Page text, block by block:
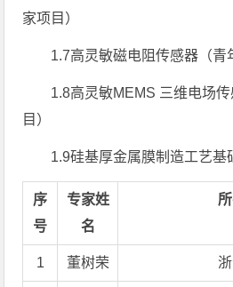
家项目）
1.7高灵敏磁电阻传感器（青
1.8高灵敏MEMS 三维电场
目）
1.9硅基厚金属膜制造工艺基
序
号
专家姓
名
1 董树荣